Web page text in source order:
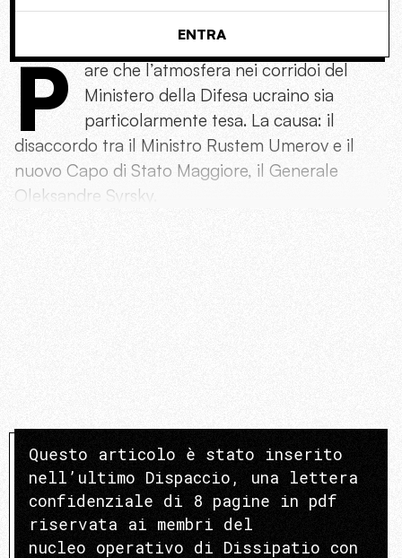
ENTRA
P
are che l’atmosfera nei corridoi del
Ministero della Difesa ucraino sia
particolarmente tesa. La causa: il
disaccordo tra il Ministro Rustem Umerov e il
nuovo Capo di Stato Maggiore, il Generale
Oleksandre Syrsky.
Questo articolo è stato inserito
nell’ultimo Dispaccio, una lettera
confidenziale di 8 pagine in pdf
riservata ai membri del
nucleo operativo di Dissipatio con